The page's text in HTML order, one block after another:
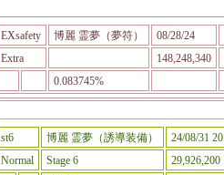
EXsafety 博麗 霊夢（夢符）
08/28/24
Extra
148,248,340
0.083745%
st6 博麗 霊夢（誘導装備）
24/08/31
Normal
Stage 6
29,926,200